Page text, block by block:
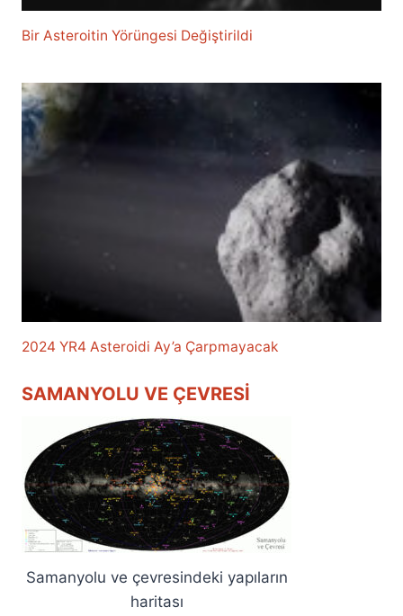
Bir Asteroitin Yörüngesi Değiştirildi
2024 YR4 Asteroidi Ay’a Çarpmayacak
SAMANYOLU VE ÇEVRESI
Samanyolu ve çevresindeki yapıların
haritası